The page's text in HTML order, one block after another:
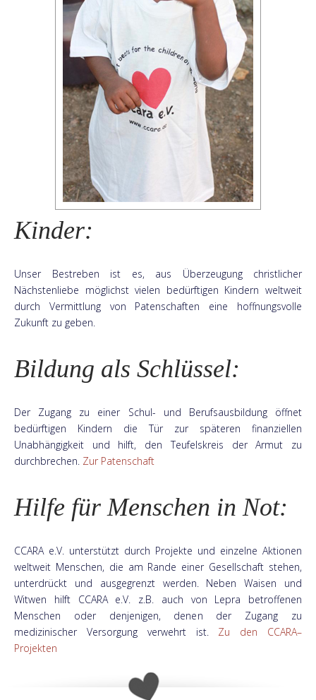
Kinder:
Unser Bestreben ist es, aus Überzeugung christlicher
Nächstenliebe möglichst vielen bedürftigen Kindern weltweit
durch Vermittlung von Patenschaften eine hoffnungsvolle
Zukunft zu geben.
Bildung als Schlüssel:
Der Zugang zu einer Schul- und Berufsausbildung öffnet
bedürftigen Kindern die Tür zur späteren finanziellen
Unabhängigkeit und hilft, den Teufelskreis der Armut zu
durchbrechen. Zur Patenschaft
Hilfe für Menschen in Not:
CCARA e.V. unterstützt durch Projekte und einzelne Aktionen
weltweit Menschen, die am Rande einer Gesellschaft stehen,
unterdrückt und ausgegrenzt werden. Neben Waisen und
Witwen hilft CCARA e.V. z.B. auch von Lepra betroffenen
Menschen oder denjenigen, denen der Zugang zu
medizinischer Versorgung verwehrt ist. Zu den CCARA–
Projekten